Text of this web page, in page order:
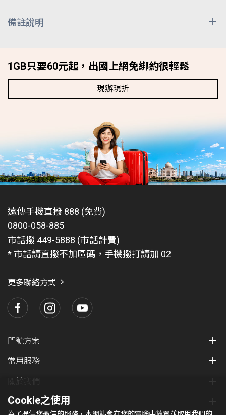
備註說明
按雙方網路經營者實際交易日之匯率換算計收，上述費
用僅供參考。漫遊區域與資費表之減價時段為漫遊當地
之時間，而非台灣時間。
外，尚需負擔由本公司轉發至收訊端之簡訊處理費，顯
示於計次加值服務項目，依收訊端不同可分為: 網內簡訊
NT$2.6127元、網外簡訊NT$2.6127元、國際簡訊NT$ 5
元。
使用影像電話需視漫遊業者網路系統支援程度而決定。
申請國際漫遊數據方案(開啟數據漫遊功能)
註冊於遠傳已提供VoLTE 漫遊服務之合作業者的網
路。可前往國際漫遊官網
否已開通VoLTE 漫遊服務
國外撥打 VoLTE漫遊語音，手機直撥 【 + 】+ 【國碼 】
+【受話號碼 】 即可 。
因多數VoLTE漫遊合作業者同時提供3G和VoLTE網路漫
之網路計費。另因受限於漫遊合作業者帳務資料傳送機
用量及費用等相關通知，僅供參考，傳送過程可能因國
外業者系統狀況、客戶終端無簡訊收送功能或關機等因
1GB只要60元起，出國上網免綁約很輕鬆
現辦現折
遠傳手機直撥 888 (免費)
0800-058-885
市話撥 449-5888 (市話計費)
* 市話請直撥不加區碼，手機撥打請加 02
更多聯絡方式
門號方案
常用服務
集團服務
Cookie之使用